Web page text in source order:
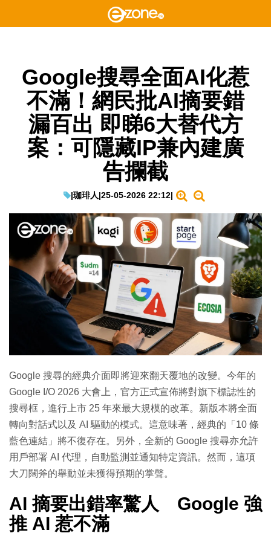
Google搜尋全面AI化惹
不滿！網民批AI摘要錯
漏百出 即睇6大替代方
案：可隱藏IP兼內建廣
告攔截
|珈琲人|25-05-2026 22:12|
Google 搜尋的經典介面即將迎來翻天覆地的改變。今年的
Google I/O 2026 大會上，官方正式宣佈將對旗下標誌性的
搜尋框，進行上市 25 年來最大規模的改革。新版本將全面
轉向對話式以及 AI 驅動的模式。這意味著，經典的「10 條
藍色連結」將不復存在。另外，全新的 Google 搜尋亦允許
用戶部署 AI 代理，自動監測並通知特定資訊。然而，這項
大刀闊斧的舉動並未獲得預期的掌聲。
AI 摘要出錯率驚人 Google 強
推 AI 惹不滿